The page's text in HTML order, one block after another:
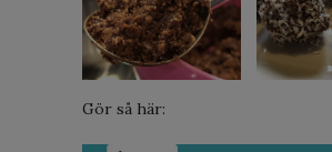
Gör så här: